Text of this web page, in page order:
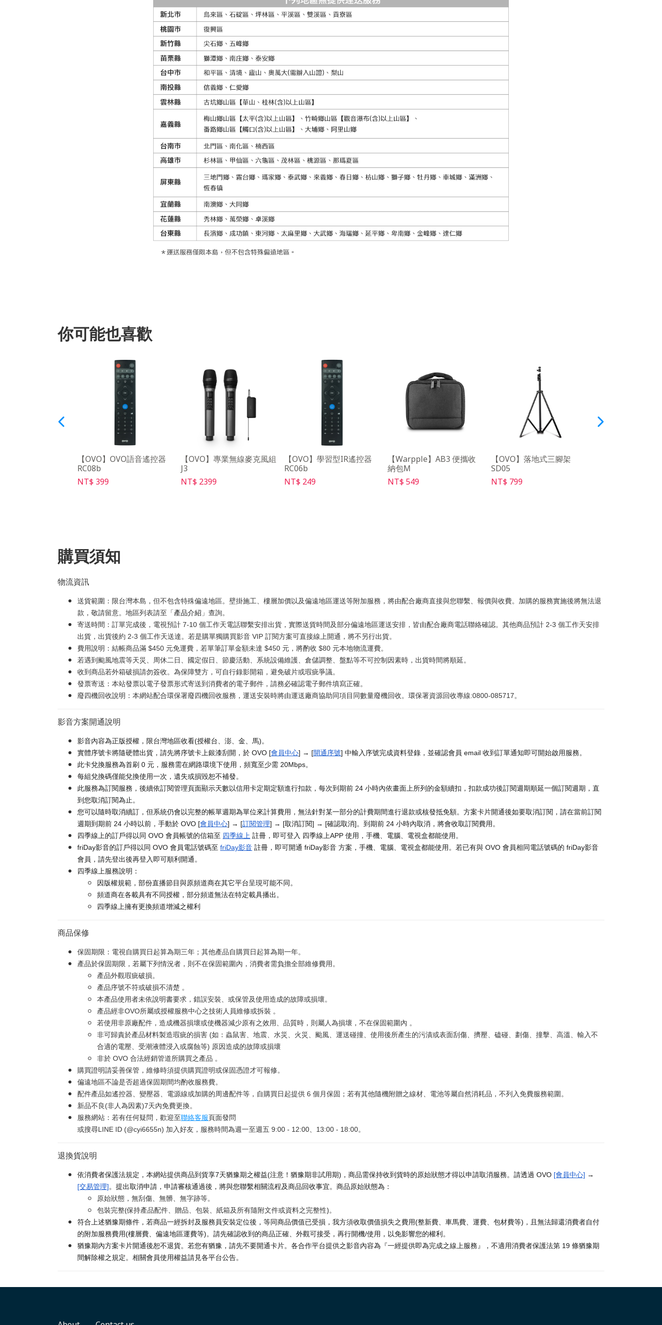
你可能也喜歡
【OVO】OVO語音遙控器
RC08b
NT$ 399
【OVO】專業無線麥克風組
J3
NT$ 2399
【OVO】學習型IR遙控器
RC06b
NT$ 249
【Warpple】AB3 便攜收
納包M
NT$ 549
【OVO】落地式三腳架
SD05
NT$ 799
購買須知
物流資訊
送貨範圍：限台灣本島，但不包含特殊偏遠地區。壁掛施工、樓層加價以及偏遠地區運送等附加服務，將由配合廠商直接與您聯繫、報價與收費。加購的服務實施後將無法退
款，敬請留意。地區列表請至「產品介紹 」查詢。
寄送時間：訂單完成後，電視預計 7-10 個工作天電話聯繫安排出貨，實際送貨時間及部分偏遠地區運送安排，皆由配合廠商電話聯絡確認。其他商品預計 2-3 個工作天安排
出貨，出貨後約 2-3 個工作天送達。若是購單獨購買影音 VIP 訂閱方案可直接線上開通，將不另行出貨。
費用說明：結帳商品滿 $450 元免運費，若單筆訂單金額未達 $450 元，將酌收 $80 元本地物流運費。
若遇到颱風地震等天災、周休二日、國定假日、節慶活動、系統設備維護、倉儲調整、盤點等不可控制因素時，出貨時間將順延。
收到商品若外箱破損請勿簽收。為保障雙方，可自行錄影開箱，避免破片或瑕疵爭議。
發票寄送：本站發票以電子發票形式寄送到消費者的電子郵件，請務必確認電子郵件填寫正確。
廢四機回收說明：本網站配合環保署廢四機回收服務，運送安裝時將由運送廠商協助同項目同數量廢機回收。環保署資源回收專線:0800-085717。
影音方案開通說明
影音內容為正版授權，限台灣地區收看(授權台、澎、金、馬)。
實體序號卡將隨硬體出貨，請先將序號卡上銀漆刮開，於 OVO [會員中心] → [開通序號] 中輸入序號完成資料登錄，並確認會員 email 收到訂單通知即可開始啟用服務。
此卡兌換服務為首刷 0 元，服務需在網路環境下使用，頻寬至少需 20Mbps。
每組兌換碼僅能兌換使用一次，遺失或損毀恕不補發。
此服務為訂閱服務，後續依訂閱管理頁面顯示天數以信用卡定期定額進行扣款，每次到期前 24 小時內依畫面上所列的金額續扣，扣款成功後訂閱週期順延一個訂閱週期，直
到您取消訂閱為止。
您可以隨時取消續訂，但系統仍會以完整的帳單週期為單位來計算費用，無法針對某一部分的計費期間進行退款或核發抵免額。方案卡片開通後如要取消訂閱，請在當前訂閱
週期到期前 24 小時以前，手動於 OVO [會員中心] → [訂閱管理] → [取消訂閱] → [確認取消]。到期前 24 小時內取消，將會收取訂閱費用。
四季線上的訂戶得以同 OVO 會員帳號的信箱至 四季線上 註冊，即可登入 四季線上APP 使用，手機、電腦、電視盒都能使用。
friDay影音的訂戶得以同 OVO 會員電話號碼至 friDay影音 註冊，即可開通 friDay影音 方案，手機、電腦、電視盒都能使用。若已有與 OVO 會員相同電話號碼的 friDay影音
會員，請先登出後再登入即可順利開通。
四季線上服務說明：
因版權規範，部份直播節目與原頻道商在其它平台呈現可能不同。
頻道商在各載具有不同授權，部分頻道無法在特定載具播出。
四季線上擁有更換頻道增減之權利
商品保修
保固期限：電視自購買日起算為期三年；其他產品自購買日起算為期一年。
產品於保固期限，若屬下列情況者，則不在保固範圍內，消費者需負擔全部維修費用。
產品外觀瑕疵破損。
產品序號不符或破損不清楚 。
本產品使用者未依說明書要求，錯誤安裝、或保管及使用造成的故障或損壞。
產品經非OVO所屬或授權服務中心之技術人員維修或拆裝 。
若使用非原廠配件，造成機器損壞或使機器減少原有之效用、品質時，則屬人為損壞，不在保固範圍內 。
非可歸責於產品材料製造瑕疵的損害 (如：蟲鼠害、地震、水災、火災、颱風、運送碰撞、使用後所產生的污漬或表面刮傷、擠壓、磕碰、劃傷、撞擊、高溫、輸入不
合適的電壓、受潮液體浸入或腐蝕等) 原因造成的故障或損壞
非於 OVO 合法經銷管道所購買之產品 。
購買證明請妥善保管，維修時須提供購買證明或保固憑證才可報修。
偏遠地區不論是否超過保固期間均酌收服務費。
配件產品如遙控器、變壓器、電源線或加購的周邊配件等，自購買日起提供 6 個月保固；若有其他隨機附贈之線材、電池等屬自然消耗品，不列入免費服務範圍。
新品不良(非人為因素)7天內免費更換。
服務網站：若有任何疑問，歡迎至聯絡客服頁面發問
或搜尋LINE ID (@cyi6655n) 加入好友，服務時間為週一至週五 9:00 - 12:00、13:00 - 18:00。
退換貨說明
依消費者保護法規定，本網站提供商品到貨享7天猶豫期之權益(注意！猶豫期非試用期)，商品需保持收到貨時的原始狀態才得以申請取消服務。請透過 OVO [會員中心] →
[交易管理]。提出取消申請，申請審核通過後，將與您聯繫相關流程及商品回收事宜。商品原始狀態為：
原始狀態，無刮傷、無髒、無字跡等。
包裝完整(保持產品配件、贈品、包裝、紙箱及所有隨附文件或資料之完整性)。
符合上述猶豫期條件，若商品一經拆封及服務員安裝定位後，等同商品價值已受損，我方須收取價值損失之費用(整新費、車馬費、運費、包材費等)，且無法歸還消費者自付
的附加服務費用(樓層費、偏遠地區運費等)。請先確認收到的商品正確、外觀可接受，再行開機/使用，以免影響您的權利。
猶豫期內方案卡片開通後恕不退貨。若您有猶豫，請先不要開通卡片。各合作平台提供之影音內容為『一經提供即為完成之線上服務』，不適用消費者保護法第 19 條猶豫期
間解除權之規定。相關會員使用權益請見各平台公告。